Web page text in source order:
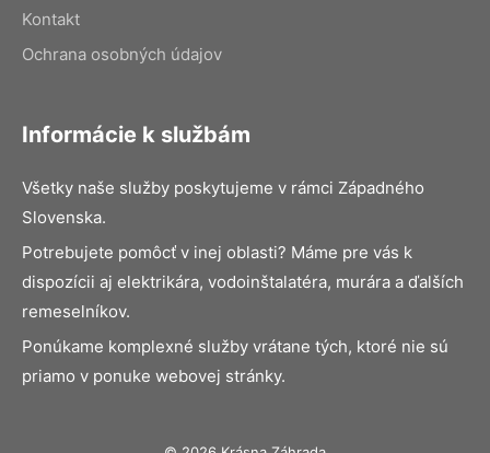
Kontakt
Ochrana osobných údajov
Informácie k službám
Všetky naše služby poskytujeme v rámci Západného
Slovenska.
Potrebujete pomôcť v inej oblasti? Máme pre vás k
dispozícii aj elektrikára, vodoinštalatéra, murára a ďalších
remeselníkov.
Ponúkame komplexné služby vrátane tých, ktoré nie sú
priamo v ponuke webovej stránky.